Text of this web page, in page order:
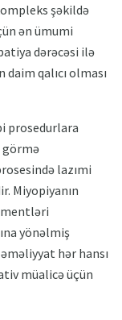
şəkildə
ən ümumi
dərəcəsi ilə
qalıcı olması
prosedurlara
görmə
lazımi
Miyopiyanın
yönəlmiş
hər hansı
müalicə üçün